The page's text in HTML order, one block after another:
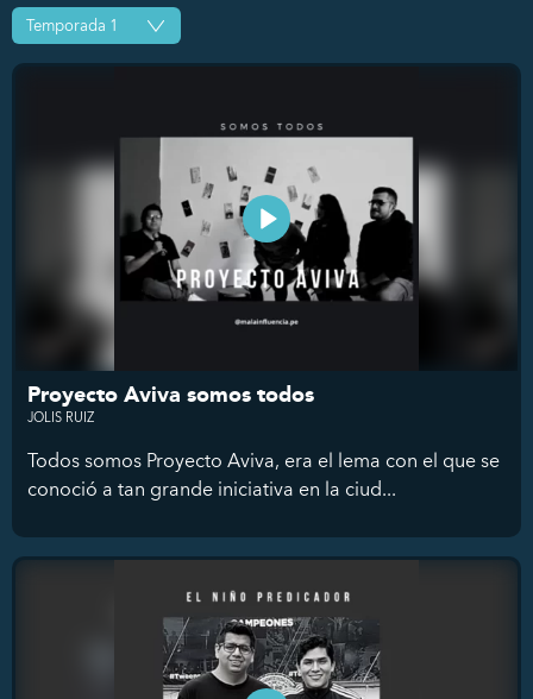
Proyecto Aviva somos todos
JOLIS RUIZ
Todos somos Proyecto Aviva, era el lema con el que se
conoció a tan grande iniciativa en la ciud...